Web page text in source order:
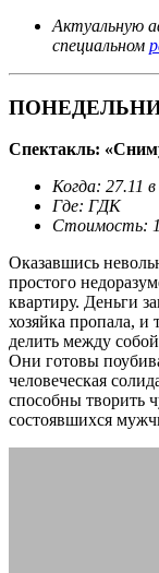
Актуальную
специальном
Спектакль:
Когда: 27.11
Где: ГДК
Стоимость:
Оказавшись
простого
квартиру. Деньги
хозяйка пропала,
делить между
Они готовы
человеческая
способны творить
состоявшихся